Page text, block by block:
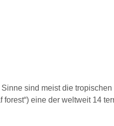
sind meist die
eine der weltweit 14